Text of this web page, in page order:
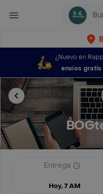
¿Nuevo en
envíos gratis
Entrega
Hoy, 7 AM